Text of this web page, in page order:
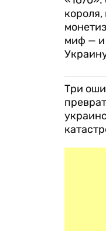
миф — и
Три